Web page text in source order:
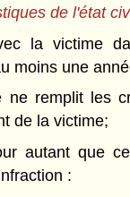
de l'état
la victime
moins une
ne remplit les
de la victime;
autant que
: